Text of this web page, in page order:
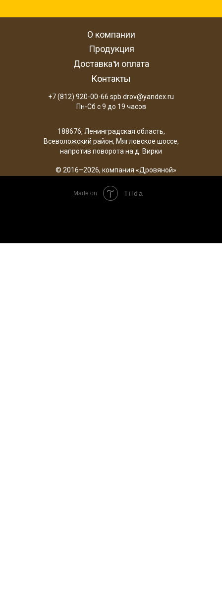
© 2016–2026, компания «Дровяной»
О компании
Продукция
Доставка и оплата
Контакты
188676, Ленинградская область,
Всеволожский район, Мягловское шоссе,
напротив поворота на д. Вирки
+7 (812) 920-00-66 spb.drov@yandex.ru
Пн-Сб с 9 до 19 часов
Made on Tilda